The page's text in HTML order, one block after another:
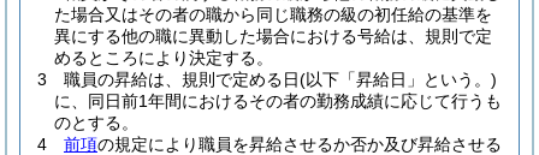
た場合又はその者の職から同じ職務の級の初任給の基準を
異にする他の職に異動した場合における号給は、規則で定
めるところにより決定する。
3
職員の昇給は、規則で定める日(以下「昇給日」という。)
に、同日前1年間におけるその者の勤務成績に応じて行うも
のとする。
4
前項の規定により職員を昇給させるか否か及び昇給させる